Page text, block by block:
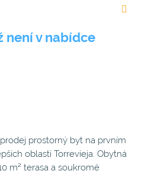
není v nabídce
prostorný byt na prvním
oblastí Torrevieja. Obytná
m² terasa a soukromé